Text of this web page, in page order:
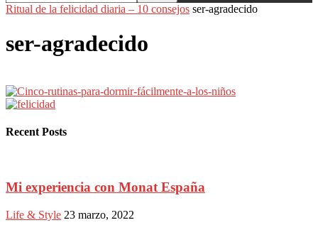
Ritual de la felicidad diaria – 10 consejos ser-agradecido
ser-agradecido
Recent Posts
Mi experiencia con Monat España
Life & Style 23 marzo, 2022